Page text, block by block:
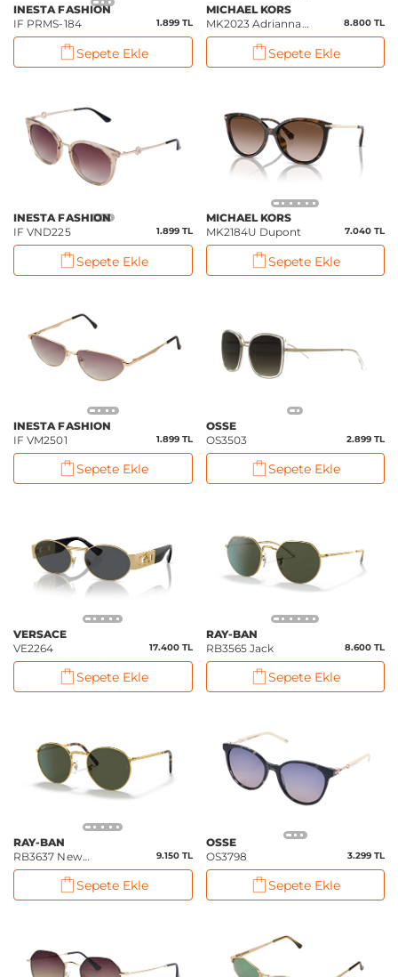
INESTA FASHION
IF PRMS-184
1.899 TL
Sepete Ekle
MICHAEL KORS
MK2023 Adrianna
III
8.800 TL
Sepete Ekle
INESTA FASHION
IF VND225
1.899 TL
Sepete Ekle
MICHAEL KORS
MK2184U Dupont
7.040 TL
Sepete Ekle
INESTA FASHION
IF VM2501
1.899 TL
Sepete Ekle
OSSE
OS3503
2.899 TL
Sepete Ekle
VERSACE
VE2264
17.400 TL
Sepete Ekle
RAY-BAN
RB3565 Jack
8.600 TL
Sepete Ekle
RAY-BAN
RB3637 New
Round
9.150 TL
Sepete Ekle
OSSE
OS3798
3.299 TL
Sepete Ekle